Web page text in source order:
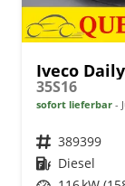
Iveco Daily
35S16
sofort lieferbar
Fahrzeugnr. 389399
Kraftstoff Diesel